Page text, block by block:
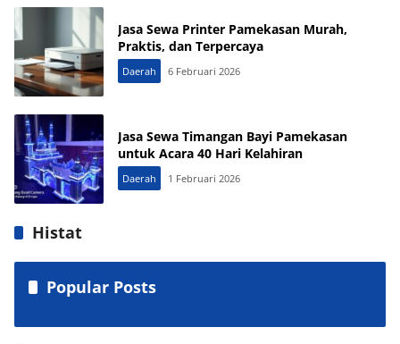
Jasa Sewa Printer Pamekasan Murah,
Praktis, dan Terpercaya
Daerah 6 Februari 2026
Jasa Sewa Timangan Bayi Pamekasan
untuk Acara 40 Hari Kelahiran
Daerah 1 Februari 2026
Histat
Popular Posts